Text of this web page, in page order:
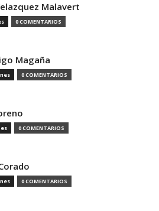
Malavert
0 COMENTARIOS
Magaña
0 COMENTARIOS
0 COMENTARIOS
0 COMENTARIOS